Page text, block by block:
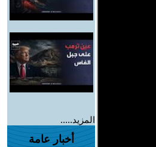
المزيد.....
أخبار عامة